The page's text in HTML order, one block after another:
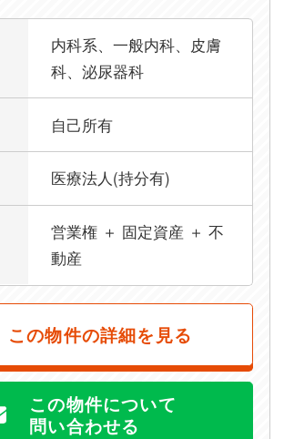
内科系、一般内科、皮膚
科、泌尿器科
自己所有
医療法人(持分有)
営業権 ＋ 固定資産 ＋ 不
動産
この物件の詳細を見る
この物件について
問い合わせる